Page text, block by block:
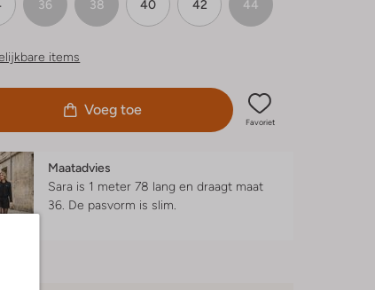
36 38 40 42 44
items
Voeg toe
Favoriet
Maatadvies
Sara is 1 meter 78 lang en draagt maat
36. De pasvorm is slim.